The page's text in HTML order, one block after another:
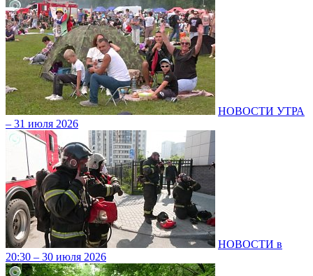
НОВОСТИ УТРА
– 31 июля 2026
НОВОСТИ в
20:30 – 30 июля 2026